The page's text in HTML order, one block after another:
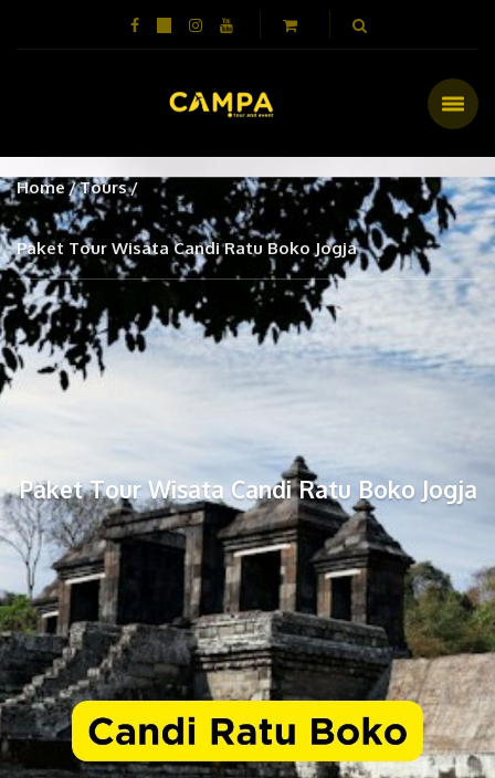
Home Tours
Paket Tour Wisata Candi Ratu Boko Jogja
Paket Tour Wisata Candi Ratu Boko Jogja